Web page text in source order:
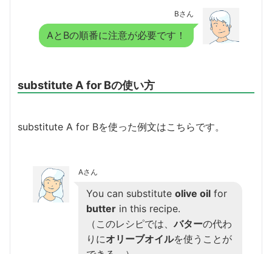
Bさん
AとBの順番に注意が必要です！
substitute A for Bの使い方
substitute A for Bを使った例文はこちらです。
Aさん
You can substitute olive oil for
butter in this recipe.
（このレシピでは、バターの代わ
りにオリーブオイルを使うことが